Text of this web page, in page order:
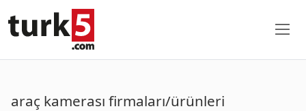
araç kamerası firmaları/ürünleri